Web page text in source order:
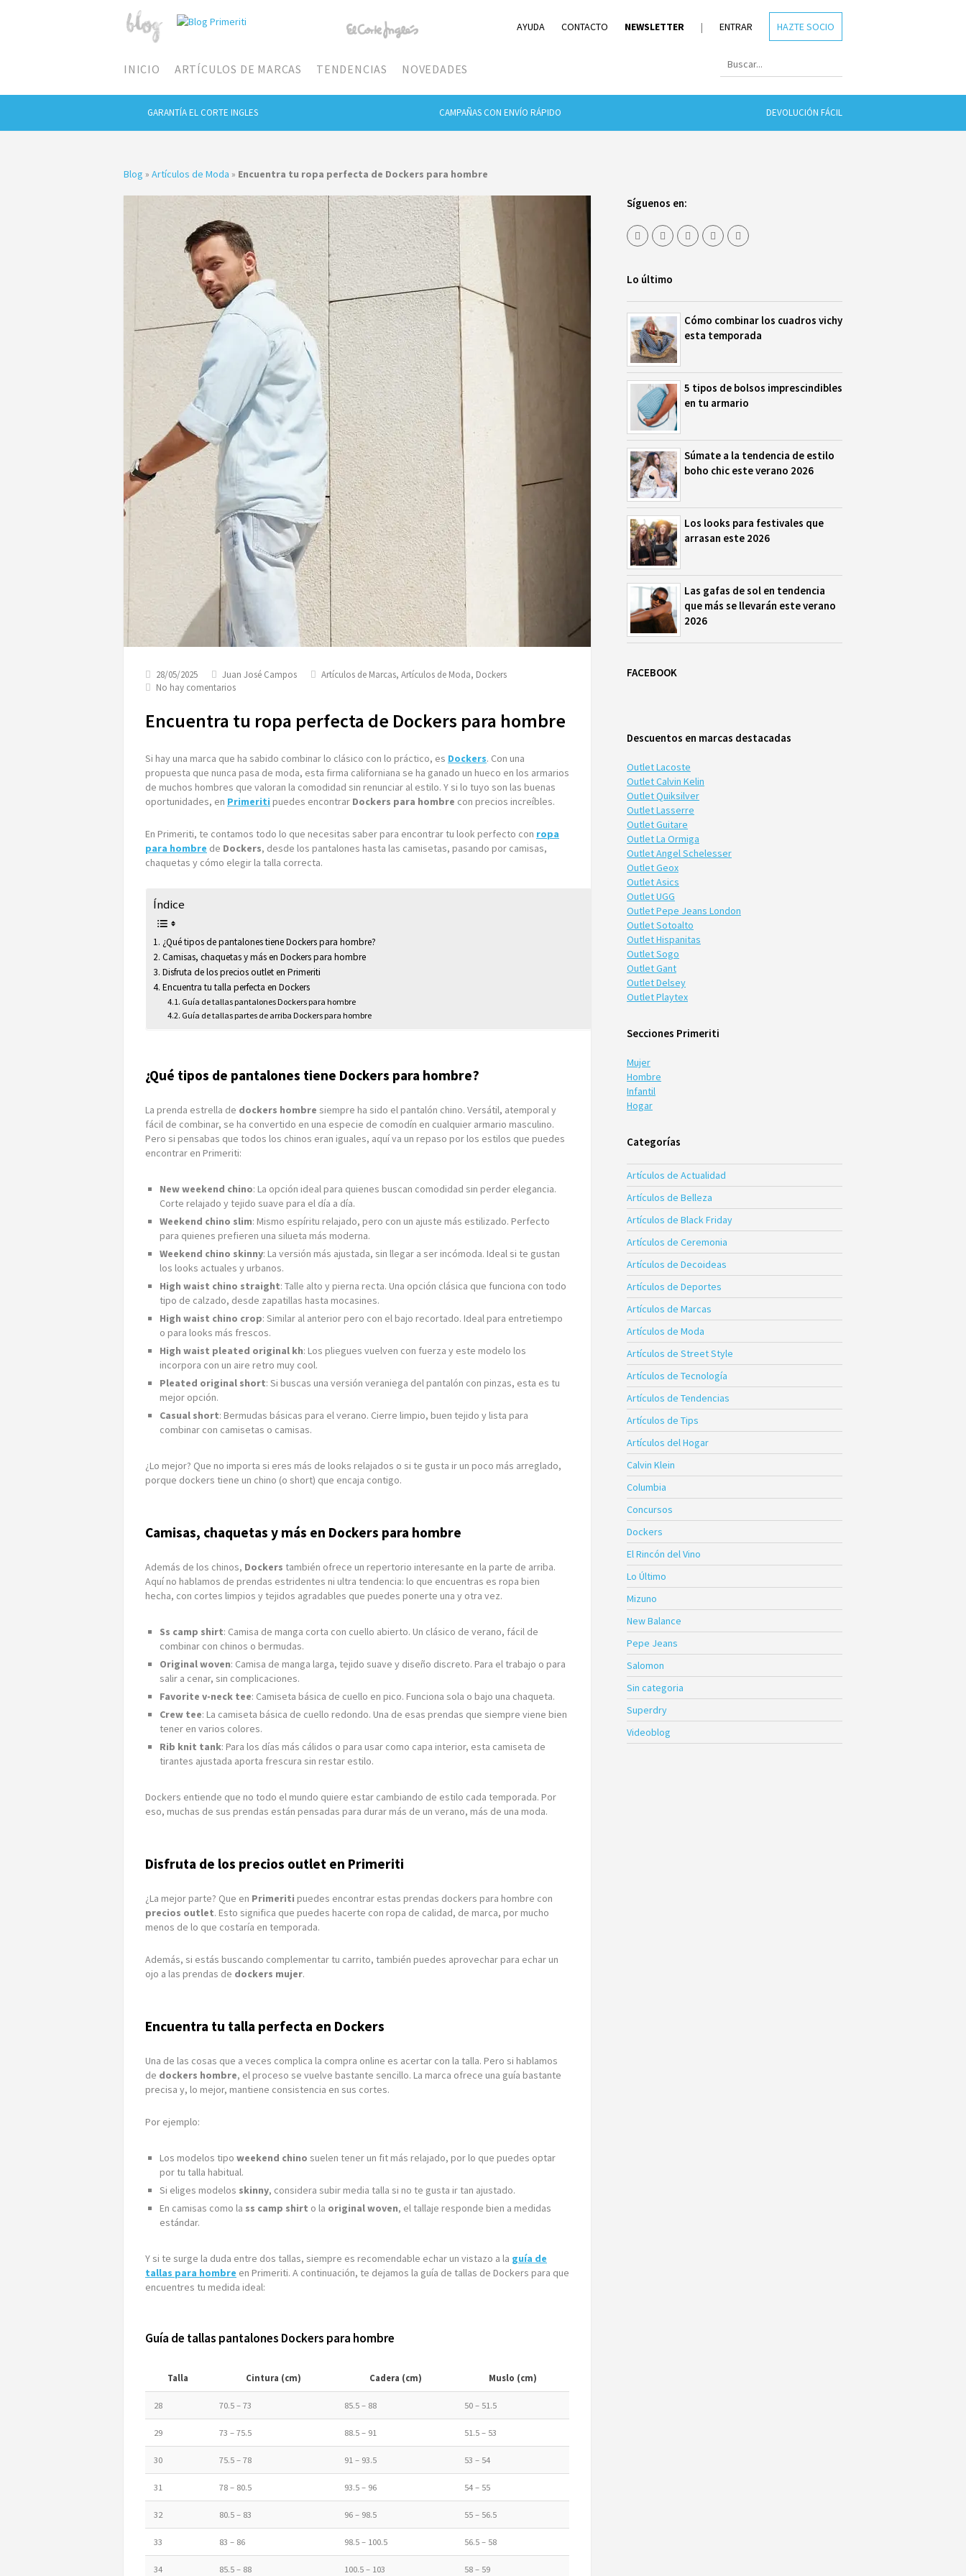
AYUDA CONTACTO NEWSLETTER | ENTRAR HAZTE SOCIO
INICIO ARTÍCULOS DE MARCAS TENDENCIAS NOVEDADES
GARANTÍA EL CORTE INGLES CAMPAÑAS CON ENVÍO RÁPIDO DEVOLUCIÓN FÁCIL
Blog » Artículos de Moda » Encuentra tu ropa perfecta de Dockers para hombre
28/05/2025 Juan José Campos Artículos de Marcas, Artículos de Moda, Dockers
No hay comentariosen
tu
ropa
Dockers
para
hombre
Encuentra tu ropa perfecta de Dockers para hombre
Si hay una marca que ha sabido combinar lo clásico con lo práctico, es Dockers. Con una
propuesta que nunca pasa de moda, esta firma californiana se ha ganado un hueco en los armarios
de muchos hombres que valoran la comodidad sin renunciar al estilo. Y si lo tuyo son las buenas
oportunidades, en Primeriti puedes encontrar Dockers para hombre con precios increíbles.
En Primeriti, te contamos todo lo que necesitas saber para encontrar tu look perfecto con ropa
para hombre de Dockers, desde los pantalones hasta las camisetas, pasando por camisas,
chaquetas y cómo elegir la talla correcta.
Índice
¿Qué tipos de pantalones tiene Dockers para hombre?
Camisas, chaquetas y más en Dockers para hombre
Disfruta de los precios outlet en Primeriti
Encuentra tu talla perfecta en Dockers
Guía de tallas pantalones Dockers para hombre
Guía de tallas partes de arriba Dockers para hombre
¿Qué tipos de pantalones tiene Dockers para hombre?
La prenda estrella de dockers hombre siempre ha sido el pantalón chino. Versátil, atemporal y
fácil de combinar, se ha convertido en una especie de comodín en cualquier armario masculino.
Pero si pensabas que todos los chinos eran iguales, aquí va un repaso por los estilos que puedes
encontrar en Primeriti:
New weekend chino: La opción ideal para quienes buscan comodidad sin perder elegancia.
Corte relajado y tejido suave para el día a día.
Weekend chino slim: Mismo espíritu relajado, pero con un ajuste más estilizado. Perfecto
para quienes prefieren una silueta más moderna.
Weekend chino skinny: La versión más ajustada, sin llegar a ser incómoda. Ideal si te gustan
los looks actuales y urbanos.
High waist chino straight: Talle alto y pierna recta. Una opción clásica que funciona con todo
tipo de calzado, desde zapatillas hasta mocasines.
High waist chino crop: Similar al anterior pero con el bajo recortado. Ideal para entretiempo
o para looks más frescos.
High waist pleated original kh: Los pliegues vuelven con fuerza y este modelo los
incorpora con un aire retro muy cool.
Pleated original short: Si buscas una versión veraniega del pantalón con pinzas, esta es tu
mejor opción.
Casual short: Bermudas básicas para el verano. Cierre limpio, buen tejido y lista para
combinar con camisetas o camisas.
¿Lo mejor? Que no importa si eres más de looks relajados o si te gusta ir un poco más arreglado,
porque dockers tiene un chino (o short) que encaja contigo.
Camisas, chaquetas y más en Dockers para hombre
Además de los chinos, Dockers también ofrece un repertorio interesante en la parte de arriba.
Aquí no hablamos de prendas estridentes ni ultra tendencia: lo que encuentras es ropa bien
hecha, con cortes limpios y tejidos agradables que puedes ponerte una y otra vez.
Ss camp shirt: Camisa de manga corta con cuello abierto. Un clásico de verano, fácil de
combinar con chinos o bermudas.
Original woven: Camisa de manga larga, tejido suave y diseño discreto. Para el trabajo o para
salir a cenar, sin complicaciones.
Favorite v-neck tee: Camiseta básica de cuello en pico. Funciona sola o bajo una chaqueta.
Crew tee: La camiseta básica de cuello redondo. Una de esas prendas que siempre viene bien
tener en varios colores.
Rib knit tank: Para los días más cálidos o para usar como capa interior, esta camiseta de
tirantes ajustada aporta frescura sin restar estilo.
Dockers entiende que no todo el mundo quiere estar cambiando de estilo cada temporada. Por
eso, muchas de sus prendas están pensadas para durar más de un verano, más de una moda.
Disfruta de los precios outlet en Primeriti
¿La mejor parte? Que en Primeriti puedes encontrar estas prendas dockers para hombre con
precios outlet. Esto significa que puedes hacerte con ropa de calidad, de marca, por mucho
menos de lo que costaría en temporada.
Además, si estás buscando complementar tu carrito, también puedes aprovechar para echar un
ojo a las prendas de dockers mujer.
Encuentra tu talla perfecta en Dockers
Una de las cosas que a veces complica la compra online es acertar con la talla. Pero si hablamos
de dockers hombre, el proceso se vuelve bastante sencillo. La marca ofrece una guía bastante
precisa y, lo mejor, mantiene consistencia en sus cortes.
Por ejemplo:
Los modelos tipo weekend chino suelen tener un fit más relajado, por lo que puedes optar
por tu talla habitual.
Si eliges modelos skinny, considera subir media talla si no te gusta ir tan ajustado.
En camisas como la ss camp shirt o la original woven, el tallaje responde bien a medidas
estándar.
Y si te surge la duda entre dos tallas, siempre es recomendable echar un vistazo a la guía de
tallas para hombre en Primeriti. A continuación, te dejamos la guía de tallas de Dockers para que
encuentres tu medida ideal:
Guía de tallas pantalones Dockers para hombre
Talla Cintura (cm) Cadera (cm) Muslo (cm)
28 70.5 – 73 85.5 – 88 50 – 51.5
29 73 – 75.5 88.5 – 91 51.5 – 53
30 75.5 – 78 91 – 93.5 53 – 54
31 78 – 80.5 93.5 – 96 54 – 55
32 80.5 – 83 96 – 98.5 55 – 56.5
33 83 – 86 98.5 – 100.5 56.5 – 58
34 85.5 – 88 100.5 – 103 58 – 59
Síguenos en:
Lo último
Cómo combinar los cuadros vichy
esta temporada
5 tipos de bolsos imprescindibles
en tu armario
Súmate a la tendencia de estilo
boho chic este verano 2026
Los looks para festivales que
arrasan este 2026
Las gafas de sol en tendencia
que más se llevarán este verano
2026
FACEBOOK
Descuentos en marcas destacadas
Outlet Lacoste
Outlet Calvin Kelin
Outlet Quiksilver
Outlet Lasserre
Outlet Guitare
Outlet La Ormiga
Outlet Angel Schelesser
Outlet Geox
Outlet Asics
Outlet UGG
Outlet Pepe Jeans London
Outlet Sotoalto
Outlet Hispanitas
Outlet Sogo
Outlet Gant
Outlet Delsey
Outlet Playtex
Secciones Primeriti
Mujer
Hombre
Infantil
Hogar
Categorías
Artículos de Actualidad
Artículos de Belleza
Artículos de Black Friday
Artículos de Ceremonia
Artículos de Decoideas
Artículos de Deportes
Artículos de Marcas
Artículos de Moda
Artículos de Street Style
Artículos de Tecnología
Artículos de Tendencias
Artículos de Tips
Artículos del Hogar
Calvin Klein
Columbia
Concursos
Dockers
El Rincón del Vino
Lo Último
Mizuno
New Balance
Pepe Jeans
Salomon
Sin categoria
Superdry
Videoblog